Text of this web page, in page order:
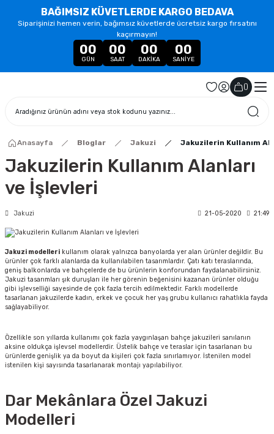
BAĞIMSIZ KÜVETLERDE KARGO BEDAVA
Siparişinizi hemen verin, bağımsız küvetlerde ücretsiz kargo fırsatını
kaçırmayın!
00
GÜN
00
SAAT
00
DAKIKA
00
SANIYE
()
Anasayfa Bloglar Jakuzi Jakuzilerin Kullanım
Jakuzilerin Kullanım Alanları
ve İşlevleri
Jakuzi 21-05-2020 21:49
Jakuzi modelleri kullanım olarak yalnızca banyolarda yer alan ürünler değildir. Bu
ürünler çok farklı alanlarda da kullanılabilen tasarımlardır. Çatı katı teraslarında,
geniş balkonlarda ve bahçelerde de bu ürünlerin konforundan faydalanabilirsiniz.
Jakuzi tasarımları şık duruşları ile her görenin beğenisini kazanan ürünler olduğu
gibi işlevselliği sayesinde de çok fazla tercih edilmektedir. Farklı modellerde
tasarlanan jakuzilerde kadın, erkek ve çocuk her yaş grubu kullanıcı rahatlıkla fayda
sağlayabiliyor.
Özellikle son yıllarda kullanımı çok fazla yaygınlaşan bahçe jakuzileri sanılanın
aksine oldukça işlevsel modellerdir. Üstelik bahçe ve teraslar için tasarlanan bu
ürünlerde genişlik ya da boyut da kişileri çok fazla sınırlamıyor. İstenilen model
istenilen kişi sayısında tasarlanarak montajı yapılabiliyor.
Dar Mekânlara Özel Jakuzi
Modelleri